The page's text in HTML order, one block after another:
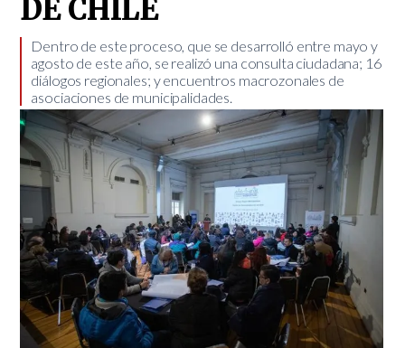
DE CHILE
Dentro de este proceso, que se desarrolló entre mayo y
agosto de este año, se realizó una consulta ciudadana; 16
diálogos regionales; y encuentros macrozonales de
asociaciones de municipalidades. ​